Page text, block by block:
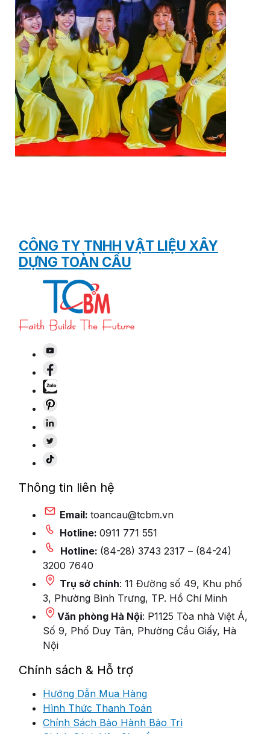
CÔNG TY TNHH VẬT LIỆU XÂY
DỰNG TOÀN CẦU
Thông tin liên hệ
Email: toancau@tcbm.vn
Hotline: 0911 771 551
Hotline: (84-28) 3743 2317 – (84-24)
3200 7640
Trụ sở chính: 11 Đường số 49, Khu phố
3, Phường Bình Trưng, TP. Hồ Chí Minh
Văn phòng Hà Nội: P1125 Tòa nhà Việt Á,
Số 9, Phố Duy Tân, Phường Cầu Giấy, Hà
Nội
Chính sách & Hỗ trợ
Hướng Dẫn Mua Hàng
Hình Thức Thanh Toán
Chính Sách Bảo Hành Bảo Trì